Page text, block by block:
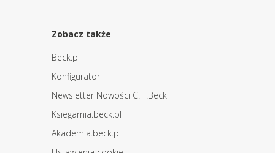
Zobacz także
Beck.pl
Konfigurator
Newsletter Nowości C.H.Beck
Ksiegarnia.beck.pl
Akademia.beck.pl